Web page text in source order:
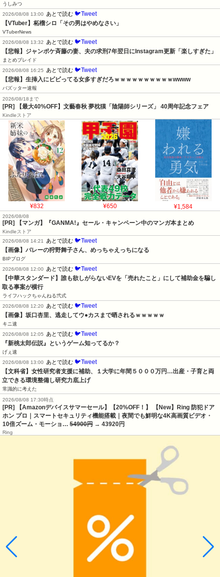
うしみつ
2026/08/08 13:00
あとで読む 🐦Tweet
【VTuber】柘榴シロ「その男はやめなさい」
VTuberNews
2026/08/08 13:32
あとで読む 🐦Tweet
【悲報】ジャンポケ斉藤の妻、夫の求刑7年翌日にInstagram更新「楽しすぎた」
まとめブレイド
2026/08/08 16:25
あとで読む 🐦Tweet
【悲報】生挿入にビビってる女多すぎだろｗｗｗｗｗｗｗｗｗｗwwww
バズッター速報
2026/08/18まで
[PR] 【最大40%OFF】文藝春秋 夢枕獏「陰陽師シリーズ」 40周年記念フェア
Kindleストア
¥832 ¥650 ¥1,584
2026/08/08
[PR] 【マンガ】『GANMA!』セール・キャンペーン中のマンガ本まとめ
Kindleストア
2026/08/08 14:21
あとで読む 🐦Tweet
【画像】バレーの狩野舞子さん、めっちゃえっちになる
BIPブログ
2026/08/08 12:00
あとで読む 🐦Tweet
【中華スタンダード】誰も欲しがらないEVを「売れたこと」にして補助金を騙し
取る事案が横行
ライフハックちゃんねる弐式
2026/08/08 12:20
あとで読む 🐦Tweet
【画像】坂口杏里、逃走してウ●カスまで晒されるｗｗｗｗｗ
キニ速
2026/08/08 12:05
あとで読む 🐦Tweet
『新桃太郎伝説』というゲーム知ってるか？
げぇ速
2026/08/08 13:00
あとで読む 🐦Tweet
【文科省】女性研究者支援に補助、１大学に年間５０００万円…出産・子育と両
立できる環境整備し研究力底上げ
常識的に考えた
2026/08/08 17:30時点
[PR] 【Amazonデバイスサマーセール】【20%OFF！】 【New】Ring 防犯ドア
ホン プロ｜スマートセキュリティ機能搭載｜夜間でも鮮明な4K高画質ビデオ・
10倍ズーム・モーショ… 54900円 → 43920円
Ring